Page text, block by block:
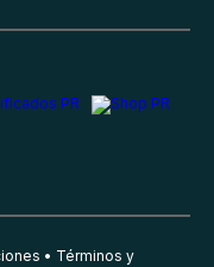
Términos y